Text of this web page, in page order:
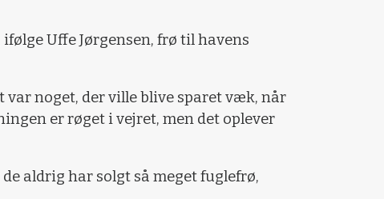
Uffe Jørgensen, frø til havens
var noget, der ville blive sparet væk, når
er røget i vejret, men det oplever
aldrig har solgt så meget fuglefrø,